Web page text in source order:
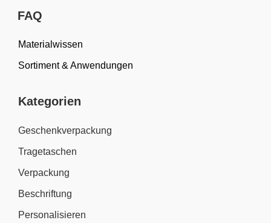
FAQ
Materialwissen
Sortiment & Anwendungen
Kategorien
Geschenkverpackung
Tragetaschen
Verpackung
Beschriftung
Personalisieren